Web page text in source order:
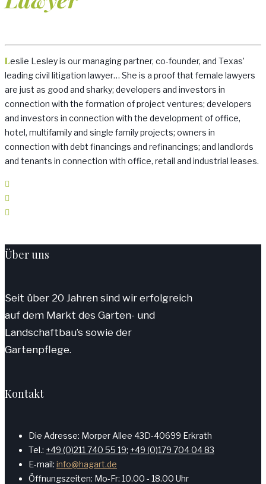
Leslie Lesley is our managing partner, co-founder, and Texas’
leading civil litigation lawyer… She is a proof that female lawyers
are just as good and sharky; developers and investors in
connection with the formation of project ventures; developers
and investors in connection with the development of office,
hotel, multifamily and single family projects; owners in
connection with debt financings and refinancings; and landlords
and tenants in connection with office, retail and industrial leases.
Über uns
Seit über 20 Jahren sind wir erfolgreich
auf dem Markt des Garten- und
Landschaftbau’s sowie der
Gartenpflege.
Kontakt
Die Adresse: Morper Allee 43D-40699 Erkrath
Tel.: +49 (0)211 740 55 19; +49 (0)179 704 04 83
E-mail: info@hagart.de
Öffnungszeiten: Mo-Fr: 10.00 - 18.00 Uhr